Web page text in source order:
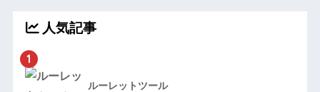
人気記事
1
ルーレットツール